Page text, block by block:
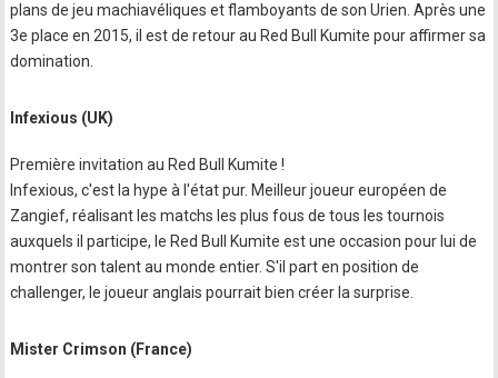
plans de jeu machiavéliques et flamboyants de son Urien. Après une
3e place en 2015, il est de retour au Red Bull Kumite pour affirmer sa
domination.
Infexious (UK)
Première invitation au Red Bull Kumite !
Infexious, c'est la hype à l'état pur. Meilleur joueur européen de
Zangief, réalisant les matchs les plus fous de tous les tournois
auxquels il participe, le Red Bull Kumite est une occasion pour lui de
montrer son talent au monde entier. S'il part en position de
challenger, le joueur anglais pourrait bien créer la surprise.
Mister Crimson (France)